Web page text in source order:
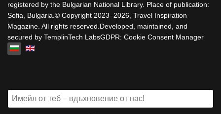
registered by the Bulgarian National Library. Place of publication:
Sofia, Bulgaria.© Copyright 2023–2026, Travel Inspiration
Magazine. All rights reserved.Developed, maintained, and
secured by TemplinTech LabsGDPR: Cookie Consent Manager
Изберете език